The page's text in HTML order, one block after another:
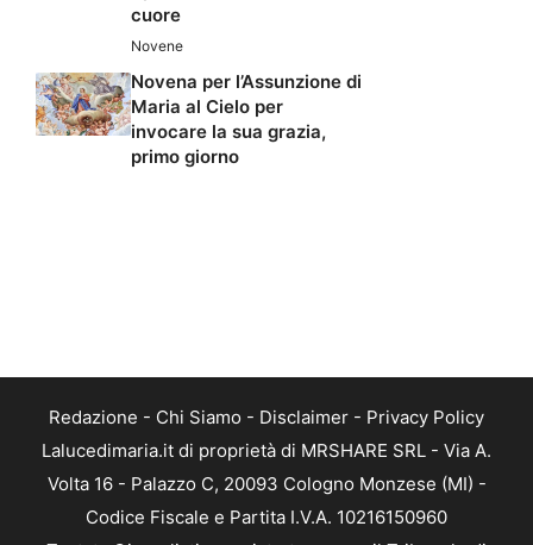
cuore
Novene
Novena per l’Assunzione di
Maria al Cielo per
invocare la sua grazia,
primo giorno
Redazione - Chi Siamo - Disclaimer - Privacy Policy
Lalucedimaria.it di proprietà di MRSHARE SRL - Via A.
Volta 16 - Palazzo C, 20093 Cologno Monzese (MI) -
Codice Fiscale e Partita I.V.A. 10216150960